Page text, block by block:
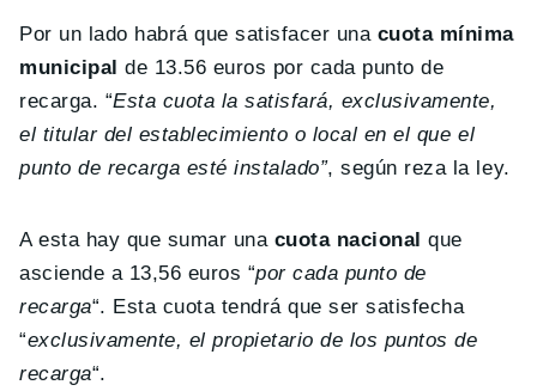
Por un lado habrá que satisfacer unacuota mínima
municipal de 13.56 euros por cada punto de
recarga. “Esta cuota la satisfará, exclusivamente,
el titular del establecimiento o local en el que el
punto de recarga esté instalado”, según reza la ley.
A esta hay que sumar una cuota nacional que
asciende a 13,56 euros “por cada punto de
recarga“. Esta cuota tendrá que ser satisfecha
“exclusivamente, el propietario de los puntos de
recarga“.